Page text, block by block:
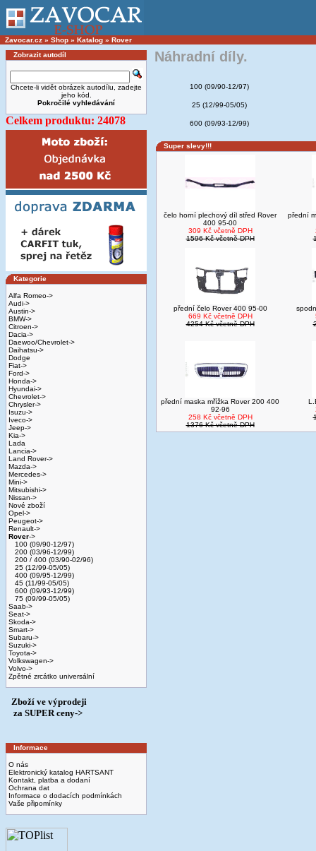
Zavocar.cz » Shop » Katalog » Rover
Zobrazit autodíl
Chcete-li vidět obrázek autodílu, zadejte
jeho kód.
Pokročilé vyhledávání
Celkem produktu: 24078
Kategorie
Alfa Romeo->
Audi->
Austin->
BMW->
Citroen->
Dacia->
Daewoo/Chevrolet->
Daihatsu->
Dodge
Fiat->
Ford->
Honda->
Hyundai->
Chevrolet->
Chrysler->
Isuzu->
Iveco->
Jeep->
Kia->
Lada
Lancia->
Land Rover->
Mazda->
Mercedes->
Mini->
Mitsubishi->
Nissan->
Nové zboží
Opel->
Peugeot->
Renault->
Rover->
100 (09/90-12/97)
200 (03/96-12/99)
200 / 400 (03/90-02/96)
25 (12/99-05/05)
400 (09/95-12/99)
45 (11/99-05/05)
600 (09/93-12/99)
75 (09/99-05/05)
Saab->
Seat->
Skoda->
Smart->
Subaru->
Suzuki->
Toyota->
Volkswagen->
Volvo->
Zpětné zrcátko universální
Zboží ve výprodeji
­ za SUPER ceny->
Informace
O nás
Elektronický katalog HARTSANT
Kontakt, platba a dodaní
Ochrana dat
Informace o dodacích podmínkách
Vaše připomínky
Náhradní díly.
100 (09/90-12/97)
25 (12/99-05/05)
600 (09/93-12/99)
Super slevy!!!
čelo horní plechový díl střed Rover
400 95-00
309 Kč včetně DPH
1596 Kč včetně DPH
přední
přední čelo Rover 400 95-00
669 Kč včetně DPH
4254 Kč včetně DPH
přední maska mřížka Rover 200 400
92-96
258 Kč včetně DPH
1376 Kč včetně DPH